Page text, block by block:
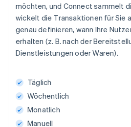
möchten, und Connect sammelt
wickelt die Transaktionen für Sie
genau definieren, wann Ihre
erhalten (z. B. nach der
Dienstleistungen oder Waren).
Täglich
Wöchentlich
Monatlich
Manuell